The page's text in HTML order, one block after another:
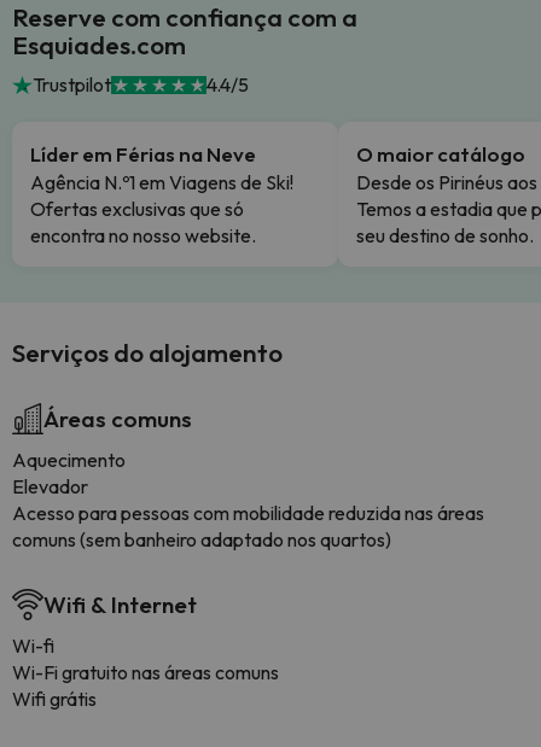
Reserve com confiança com a
Esquiades.com
Trustpilot 4.4/5
Líder em Férias na Neve
Agência N.º1 em Viagens de Ski!
Ofertas exclusivas que só
encontra no nosso website.
O maior catálogo
Desde os Pirinéus
Temos a estadia que
seu destino de sonho.
Serviços do alojamento
Áreas comuns
Aquecimento
Elevador
Acesso para pessoas com mobilidade reduzida nas áreas
comuns (sem banheiro adaptado nos quartos)
Wifi & Internet
Wi-fi
Wi-Fi gratuito nas áreas comuns
Wifi grátis